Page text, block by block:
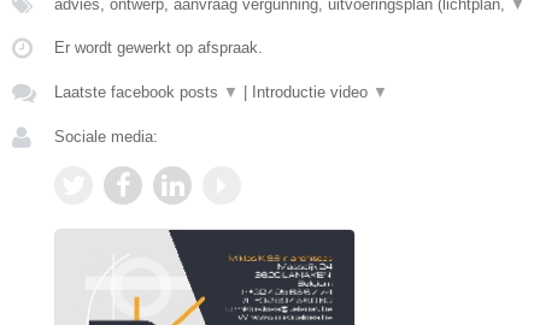
advies, ontwerp, aanvraag vergunning, uitvoeringsplan (lichtplan, ▼
Er wordt gewerkt op afspraak.
Laatste facebook posts ▼ Introductie video ▼
Sociale media: